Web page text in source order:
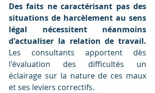
Des faits ne caractérisant pas des
situations de harcèlement au sens
légal nécessitent néanmoins
Les consultants apportent dès
l'évaluation des difficultés un
éclairage sur la nature de ces maux
et ses leviers correctifs.